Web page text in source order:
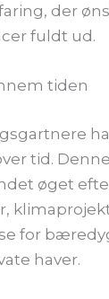
der
fuldt ud.
tiden
tid.
øget
for
haver.